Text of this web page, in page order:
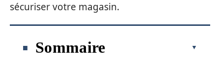
sécuriser votre magasin.
Sommaire